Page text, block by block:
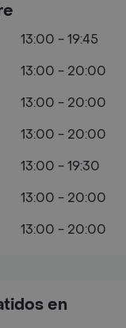
en
13:00 - 19:45
13:00 - 20:00
13:00 - 20:00
13:00 - 20:00
13:00 - 19:30
13:00 - 20:00
13:00 - 20:00